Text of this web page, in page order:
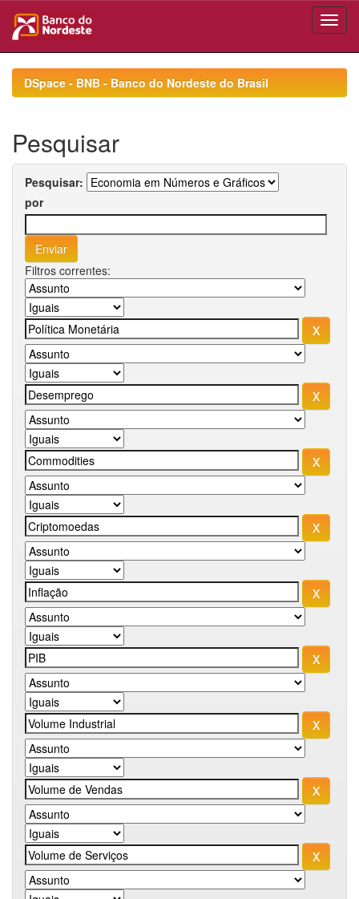
navigationDSpace - BNB - Banco do Nordeste do Brasil
Pesquisar
Pesquisar:
por
Filtros correntes: